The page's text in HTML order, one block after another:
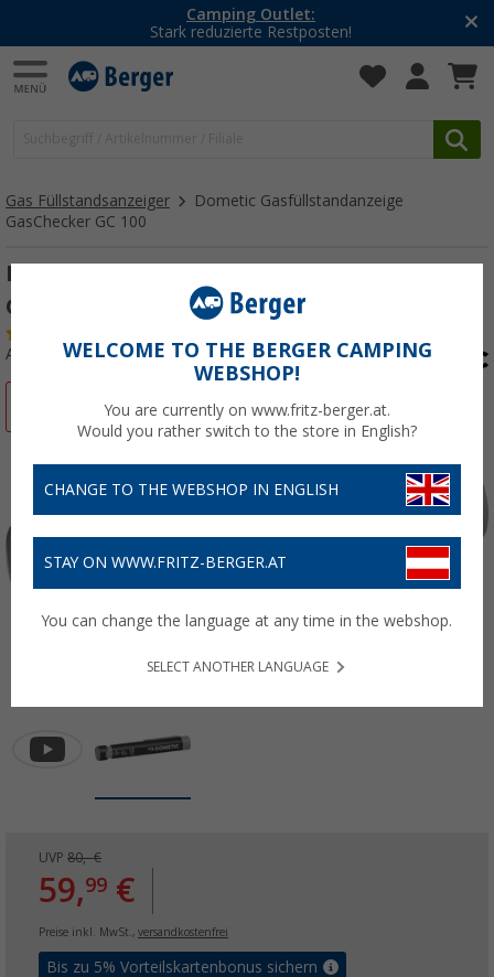
Camping Outlet:
Stark reduzierte Restposten!
Gas Füllstandsanzeiger
Dometic Gasfüllstandanzeige
GasChecker GC 100
Dometic Gasfüllstandanzeige GasChecker
GC 100
Art.-Nr.: 226580
UVP 80,- €
59,99 €
Preise inkl. MwSt., versandkostenfrei
Bis zu 5% Vorteilskartenbonus sichern
WELCOME TO THE BERGER CAMPING
WEBSHOP!
You are currently on www.fritz-berger.at.
Would you rather switch to the store in English?
CHANGE TO THE WEBSHOP IN ENGLISH
STAY ON WWW.FRITZ-BERGER.AT
You can change the language at any time in the webshop.
SELECT ANOTHER LANGUAGE